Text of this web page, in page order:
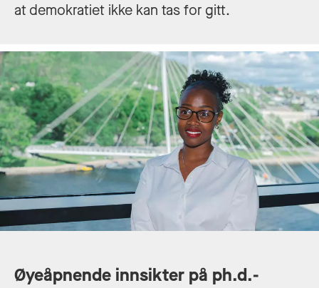
at demokratiet ikke kan tas for gitt.
Øyeåpnende innsikter på ph.d.-